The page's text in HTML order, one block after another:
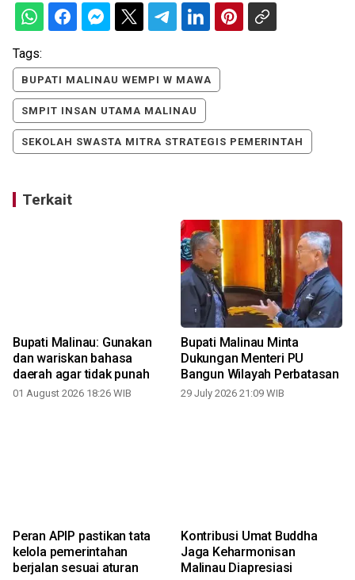
Tags:
BUPATI MALINAU WEMPI W MAWA
SMPIT INSAN UTAMA MALINAU
SEKOLAH SWASTA MITRA STRATEGIS PEMERINTAH
Terkait
Bupati Malinau: Gunakan
dan wariskan bahasa
daerah agar tidak punah
01 August 2026 18:26 WIB
Bupati Malinau Minta
Dukungan Menteri PU
Bangun Wilayah Perbatasan
29 July 2026 21:09 WIB
Peran APIP pastikan tata
kelola pemerintahan
berjalan sesuai aturan
Kontribusi Umat Buddha
Jaga Keharmonisan
Malinau Diapresiasi